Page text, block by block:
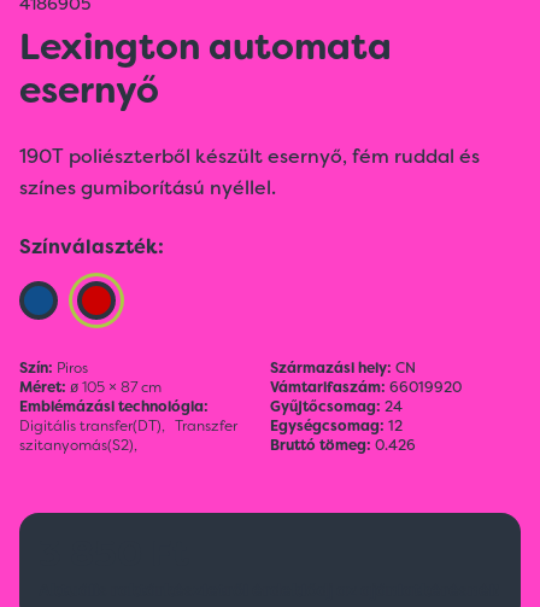
Lexington automata
esernyő
190T poliészterből készült esernyő, fém ruddal és
színes gumiborítású nyéllel.
Színválaszték:
Szín: Piros
Méret: ø 105 × 87 cm
Emblémázási technológia:
Digitális transfer(DT), Transzfer
szitanyomás(S2),
Származási hely: CN
Vámtarifaszám: 66019920
Gyűjtőcsomag: 24
Egységcsomag: 12
Bruttó tömeg: 0.426